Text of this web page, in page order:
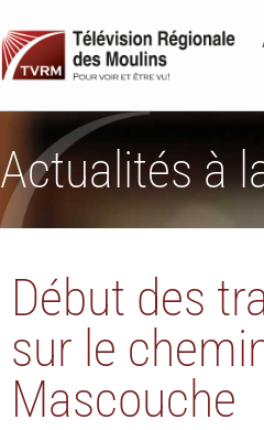
Actualités à
Début des
sur le
Mascouche